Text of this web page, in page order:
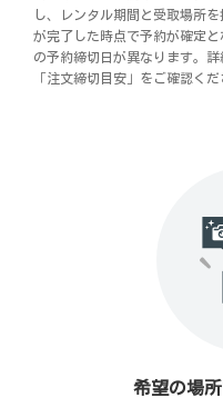
し、レンタル期間と受取場所
が完了した時点で予約が確定
の予約締切日が異なります。
「注文締切目安」をご確認くだ
希望の場